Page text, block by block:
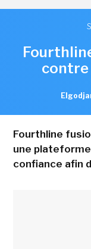
Fourthline
une
confiance afin